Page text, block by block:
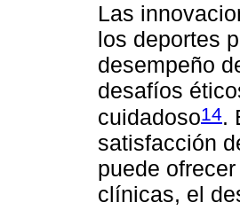
Las
los deportes
desempeño
desafíos
cuidadoso14.
satisfacción
puede
clínicas, el